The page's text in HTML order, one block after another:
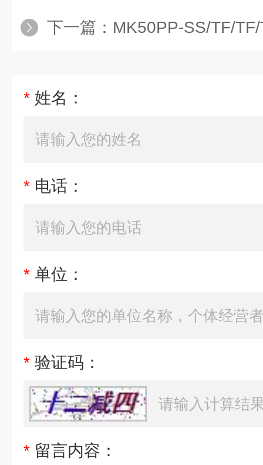
下一篇： MK50PP-SS/TF/TF/TF侠
* 姓名：
* 电话：
* 单位：
* 验证码：
* 留言内容：